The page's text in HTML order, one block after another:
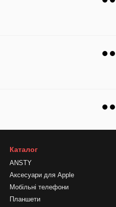
Каталог
ANSTY
Аксесуари для Apple
Мобільні телефони
Планшети